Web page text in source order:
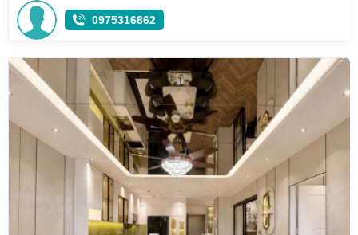
0975316862